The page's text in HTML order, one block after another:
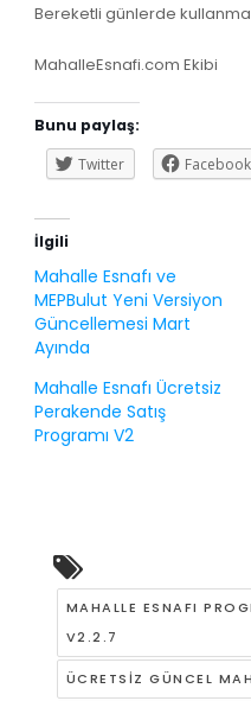
Bereketli günlerde
MahalleEsnafi.com Ekibi
Bunu paylaş:
Twitter
Facebook
İlgili
Mahalle Esnafı ve
MEPBulut Yeni Versiyon
Güncellemesi Mart
Ayında
Mahalle Esnafı Ücretsiz
Perakende Satış
Programı V2
MAHALLE ESNAFI
V2.2.7
ÜCRETSIZ GÜNCEL